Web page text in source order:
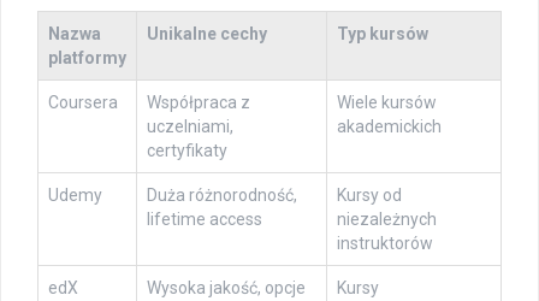
Nazwa
platformy
Unikalne cechy Typ kursów
Coursera
Współpraca z
uczelniami,
certyfikaty
Wiele kursów
akademickich
Udemy
Duża różnorodność,
lifetime access
Kursy od
niezależnych
instruktorów
edX
Wysoka jakość, opcje
Kursy